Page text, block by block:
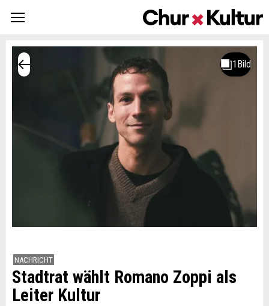
NACHRICHT
Stadtrat wählt Romano Zoppi als
Leiter Kultur